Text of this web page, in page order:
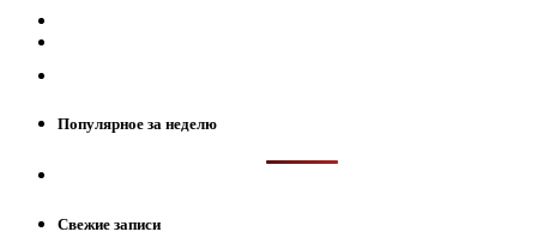
Популярное за неделю
Свежие записи